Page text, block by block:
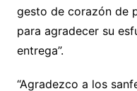
gesto de corazón de
para agradecer su
entrega”.
“Agradezco a los